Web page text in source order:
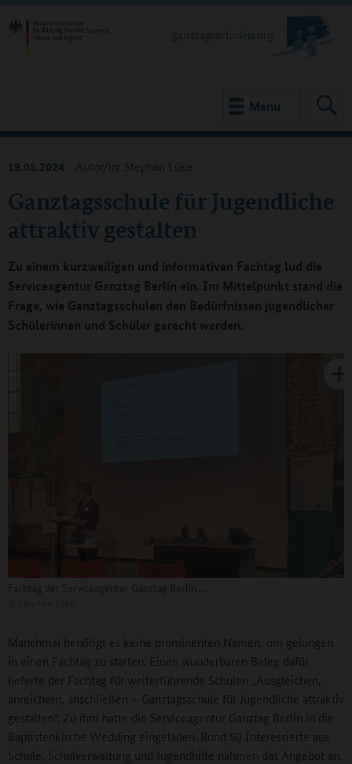
Menu
Ganztagsschule für Jugendliche
attraktiv gestalten
19.08.2024 Autor/in: Stephan Lüke
Zu einem kurzweiligen und informativen Fachtag lud die
Serviceagentur Ganztag Berlin ein. Im Mittelpunkt stand die
Frage, wie Ganztagsschulen den Bedürfnissen jugendlicher
Schülerinnen und Schüler gerecht werden.
Manchmal benötigt es keine prominenten Namen, um gelungen
in einen Fachtag zu starten. Einen wunderbaren Beleg dafür
lieferte der Fachtag für weiterführende Schulen „Ausgleichen,
anreichern, anschließen – Ganztagsschule für Jugendliche attraktiv
gestalten“. Zu ihm hatte die Serviceagentur Ganztag Berlin in die
Baptistenkirche Wedding eingeladen. Rund 50 Interessierte aus
Schule, Schulverwaltung und Jugendhilfe nahmen das Angebot an.